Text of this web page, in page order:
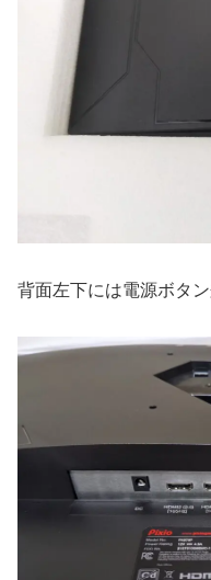
背面左下には電源ボタ